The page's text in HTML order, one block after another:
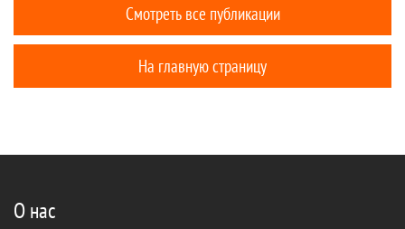
Смотреть все публикации
На главную страницу
О нас